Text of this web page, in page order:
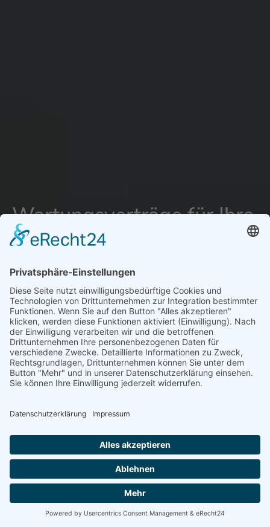
Wartungsverträge für Ihre
Photovoltaik Anlage in
Karlsruhe -Energetische
Sanierung Bayern
Vom Basisschutz bis hin zur Live-
Überwachung
Willkommen bei Energetische Sanierung Bayern!
Schützen und optimieren Sie Ihre Photovoltaikanlage
mit unseren maßgeschneiderten Wartungsverträgen.
Wir bieten Ihnen drei unterschiedliche Wartungspakete,
der grundlegenden Sicherheit bis hin zur umfassenden
100% kostenloses Erstgespräch